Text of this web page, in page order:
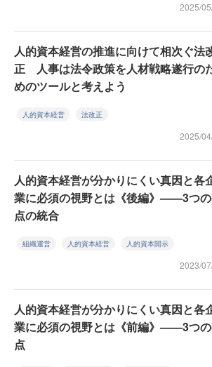
2025/
人的資本経営の推進に向けて相次ぐ法
正 人事は法令政策を人材戦略遂行の
めのツールと考えよう
人的資本経営 法改正
2025/
人的資本経営が分かりにくい真因と各
業に必須の視野とは《後編》——3つ
点の統合
組織運営 人的資本経営 人的資本開示
2023/
人的資本経営が分かりにくい真因と各
業に必須の視野とは《前編》——3つ
点